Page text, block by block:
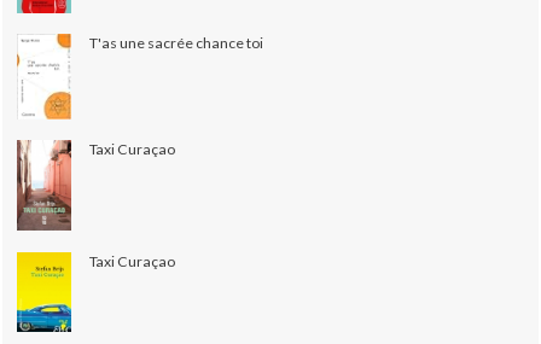
T'as une sacrée chance toi
Taxi Curaçao
Taxi Curaçao